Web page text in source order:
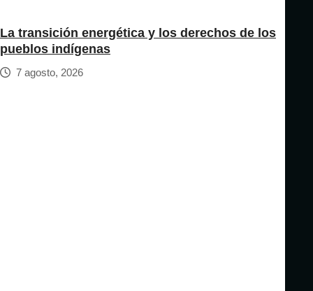
La transición energética y los derechos de los
pueblos indígenas
7 agosto, 2026